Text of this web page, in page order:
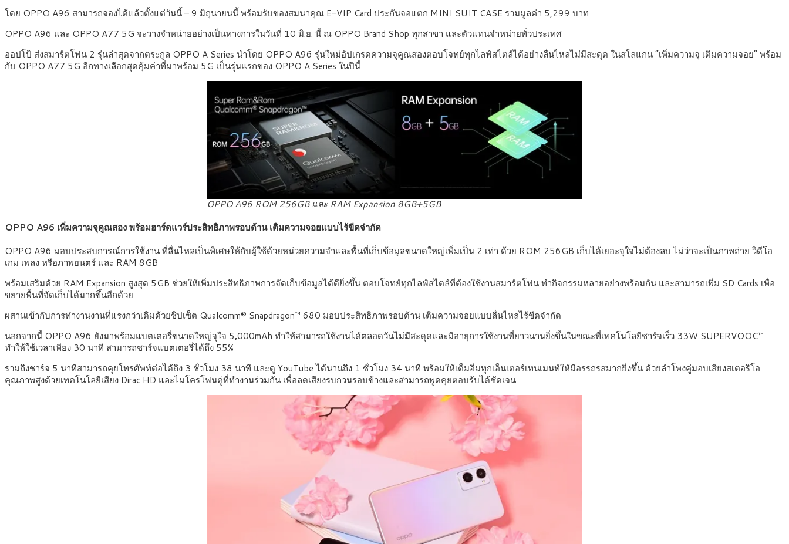
โดย OPPO A96 สามารถจองได้แล้วตั้งแต่วันนี้ – 9 มิถุนายนนี้ พร้อมรับของสมนาคุณ E-VIP Card ประกันจอแตก MINI SUIT CASE รวมมูลค่า 5,299 บาท
OPPO A96 และ OPPO A77 5G จะวางจำหน่ายอย่างเป็นทางการในวันที่ 10 มิ.ย. นี้ ณ OPPO Brand Shop ทุกสาขา และตัวแทนจำหน่ายทั่วประเทศ
ออปโป้ ส่งสมาร์ตโฟน 2 รุ่นล่าสุดจากตระกูล OPPO A Series นำโดย OPPO A96 รุ่นใหม่อัปเกรดความจุคูณสองตอบโจทย์ทุกไลฟ์สไตล์ได้อย่างลื่นไหลไม่มีสะดุด ในสโลแกน “เพิ่มความจุ เติมความจอย” พร้อม
กับ OPPO A77 5G อีกทางเลือกสุดคุ้มค่าที่มาพร้อม 5G เป็นรุ่นแรกของ OPPO A Series ในปีนี้
OPPO A96 ROM 256GB และ RAM Expansion 8GB+5GB
OPPO A96 เพิ่มความจุคูณสอง พร้อมฮาร์ดแวร์ประสิทธิภาพรอบด้าน เติมความจอยแบบไร้ขีดจำกัด
OPPO A96 มอบประสบการณ์การใช้งาน ที่ลื่นไหลเป็นพิเศษให้กับผู้ใช้ด้วยหน่วยความจำและพื้นที่เก็บข้อมูลขนาดใหญ่เพิ่มเป็น 2 เท่า ด้วย ROM 256GB เก็บได้เยอะจุใจไม่ต้องลบ ไม่ว่าจะเป็นภาพถ่าย วิดีโอ
เกม เพลง หรือภาพยนตร์ และ RAM 8GB
พร้อมเสริมด้วย RAM Expansion สูงสุด 5GB ช่วยให้เพิ่มประสิทธิภาพการจัดเก็บข้อมูลได้ดียิ่งขึ้น ตอบโจทย์ทุกไลฟ์สไตล์ที่ต้องใช้งานสมาร์ตโฟน ทำกิจกรรมหลายอย่างพร้อมกัน และสามารถเพิ่ม SD Cards เพื่อ
ขยายพื้นที่จัดเก็บได้มากขึ้นอีกด้วย
ผสานเข้ากับการทำงานงานที่แรงกว่าเดิมด้วยชิปเซ็ต Qualcomm® Snapdragon™ 680 มอบประสิทธิภาพรอบด้าน เติมความจอยแบบลื่นไหลไร้ขีดจำกัด
นอกจากนี้ OPPO A96 ยังมาพร้อมแบตเตอรี่ขนาดใหญ่จุใจ 5,000mAh ทำให้สามารถใช้งานได้ตลอดวันไม่มีสะดุดและมีอายุการใช้งานที่ยาวนานยิ่งขึ้นในขณะที่เทคโนโลยีชาร์จเร็ว 33W SUPERVOOC™
ทำให้ใช้เวลาเพียง 30 นาที สามารถชาร์จแบตเตอรี่ได้ถึง 55%
รวมถึงชาร์จ 5 นาทีสามารถคุยโทรศัพท์ต่อได้ถึง 3 ชั่วโมง 38 นาที และดู YouTube ได้นานถึง 1 ชั่วโมง 34 นาที พร้อมให้เต็มอิ่มทุกเอ็นเตอร์เทนเมนท์ให้มีอรรถรสมากยิ่งขึ้น ด้วยลำโพงคู่มอบเสียงสเตอริโอ
คุณภาพสูงด้วยเทคโนโลยีเสียง Dirac HD และไมโครโฟนคู่ที่ทำงานร่วมกัน เพื่อลดเสียงรบกวนรอบข้างและสามารถพูดคุยตอบรับได้ชัดเจน